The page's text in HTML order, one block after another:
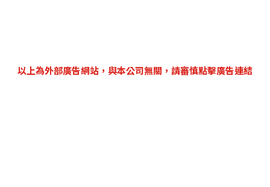
以上為外部廣告網站，與本公司無關，請審慎點擊廣告連結